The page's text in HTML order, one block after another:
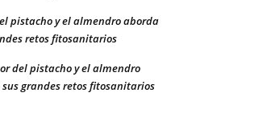
pistacho y el almendro aborda
retos fitosanitarios
del pistacho y el almendro
grandes retos fitosanitarios